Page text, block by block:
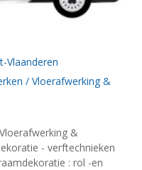
Vlaanderen
/ Vloerafwerking &
&
- verftechnieken
: rol -en